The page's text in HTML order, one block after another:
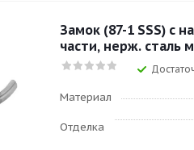
Замок (87-1 SSS) с
части, нерж. сталь
Материал
Отделка